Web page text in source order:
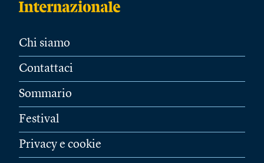
Chi siamo
Contattaci
Sommario
Festival
Privacy e cookie